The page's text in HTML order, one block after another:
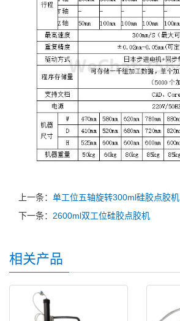
上一条： 单工位五轴旋转300ml硅胶点胶机
下一条： 2600ml双工位硅胶点胶机
相关产品